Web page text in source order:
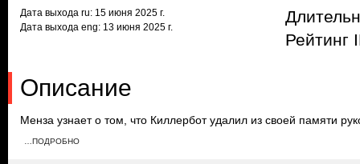
Дата выхода ru: 15 июня 2025 г.
Дата выхода eng: 13 июня 2025 г.
Рейтинг
Описание
Менза узнает о том, что Киллербот удалил из своей памяти
место для сериала. Она решает починить его самостоятельно,
…ПОДРОБНО